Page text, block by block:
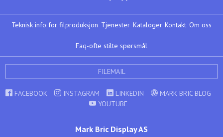
Teknisk info for filproduksjon Tjenester Kataloger Kontakt Om oss
Faq-ofte stilte spørsmål
FILEMAIL
FACEBOOK INSTAGRAM LINKEDIN
MARK BRIC BLOG
YOUTUBE
Mark Bric Display AS